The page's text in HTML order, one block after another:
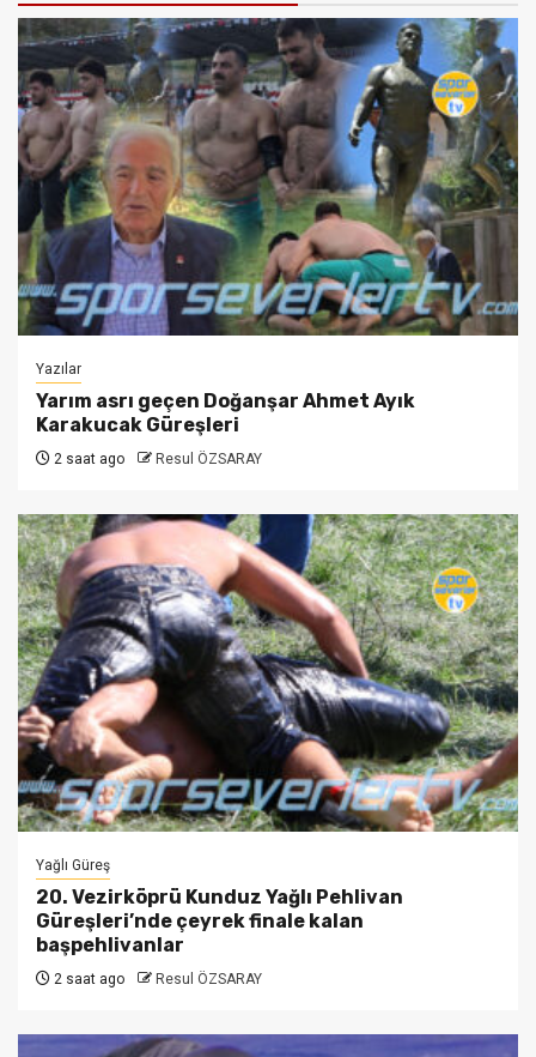
Yazılar
Yarım asrı geçen Doğanşar Ahmet Ayık
Karakucak Güreşleri
2 saat ago Resul ÖZSARAY
Yağlı Güreş
20. Vezirköprü Kunduz Yağlı Pehlivan
Güreşleri’nde çeyrek finale kalan
başpehlivanlar
2 saat ago Resul ÖZSARAY